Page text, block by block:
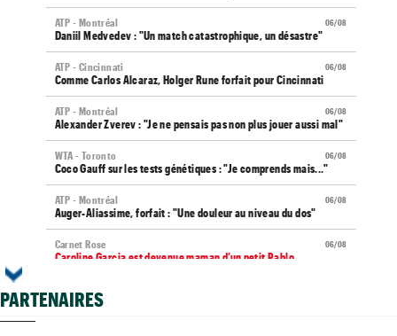
06/08
ATP - Montréal
Daniil Medvedev : "Un match catastrophique, un désastre"
06/08
ATP - Cincinnati
Comme Carlos Alcaraz, Holger Rune forfait pour Cincinnati
06/08
ATP - Montréal
Alexander Zverev : "Je ne pensais pas non plus jouer aussi mal"
06/08
WTA - Toronto
Coco Gauff sur les tests génétiques : "Je comprends mais..."
06/08
ATP - Montréal
Auger-Aliassime, forfait : "Une douleur au niveau du dos"
06/08
Carnet Rose
Caroline Garcia est devenue maman d’un petit Pablo...
Elsa Jacquemot va éviter les périlleuses qualifications
PARTENAIRES